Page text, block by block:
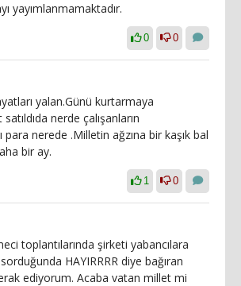
yayımlanmamaktadır.
0 0
yalan.Günü kurtarmaya
satıldıda nerde çalışanların
para nerede .Milletin ağzına bir kaşık bal
bir ay.
1 0
toplantılarında şirketi yabancılara
HAYIRRRR diye bağıran
ediyorum. Acaba vatan millet mi